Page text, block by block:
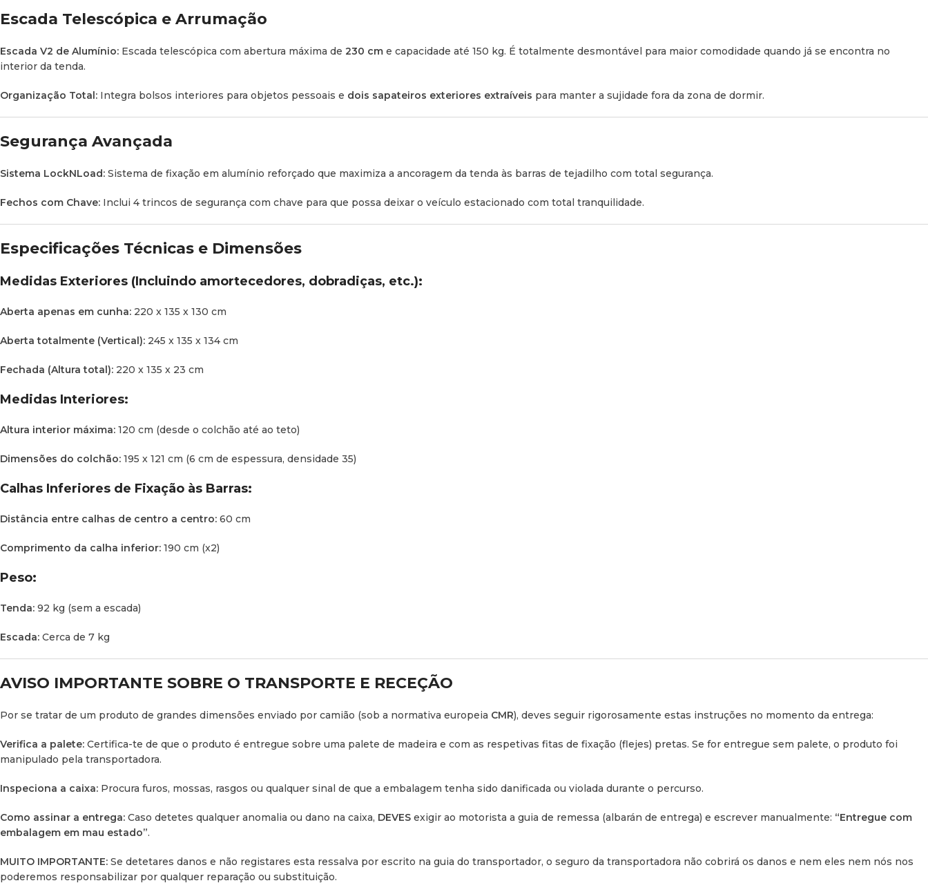
Medidas Interiores:
Altura interior máxima:120 cm (desde o colchão até ao teto)
Dimensões do colchão:195 x 121 cm (6 cm de espessura, densidade 35)
Distância entre calhas de centro a centro:60 cm
Comprimento da calha inferior:
Escada Telescópica e Arrumação
Escada V2 de Alumínio: Escada telescópica com abertura máxima de 230 cm e capacidade até 150 kg. É totalmente desmontável para maior comodidade quando já se encontra no
interior da tenda.
Organização Total: Integra bolsos interiores para objetos pessoais e dois sapateiros exteriores extraíveis para manter a sujidade fora da zona de dormir.
Segurança Avançada
Sistema LockNLoad: Sistema de fixação em alumínio reforçado que maximiza a ancoragem da tenda às barras de tejadilho com total segurança.
Fechos com Chave: Inclui 4 trincos de segurança com chave para que possa deixar o veículo estacionado com total tranquilidade.
Especificações Técnicas e Dimensões
Medidas Exteriores (Incluindo amortecedores, dobradiças, etc.):
Aberta apenas em cunha: 220 x 135 x 130 cm
Aberta totalmente (Vertical): 245 x 135 x 134 cm
Fechada (Altura total): 220 x 135 x 23 cm
Medidas Interiores:
Altura interior máxima: 120 cm (desde o colchão até ao teto)
Dimensões do colchão: 195 x 121 cm (6 cm de espessura, densidade 35)
Calhas Inferiores de Fixação às Barras:
Distância entre calhas de centro a centro: 60 cm
Comprimento da calha inferior: 190 cm (x2)
Peso:
Tenda: 92 kg (sem a escada)
Escada: Cerca de 7 kg
AVISO IMPORTANTE SOBRE O TRANSPORTE E RECEÇÃO
Por se tratar de um produto de grandes dimensões enviado por camião (sob a normativa europeia CMR), deves seguir rigorosamente estas instruções no momento da entrega:
Verifica a palete: Certifica-te de que o produto é entregue sobre uma palete de madeira e com as respetivas fitas de fixação (flejes) pretas. Se for entregue sem palete, o produto foi
manipulado pela transportadora.
Inspeciona a caixa: Procura furos, mossas, rasgos ou qualquer sinal de que a embalagem tenha sido danificada ou violada durante o percurso.
Como assinar a entrega: Caso detetes qualquer anomalia ou dano na caixa, DEVES exigir ao motorista a guia de remessa (albarán de entrega) e escrever manualmente: “Entregue com
embalagem em mau estado”.
MUITO IMPORTANTE: Se detetares danos e não registares esta ressalva por escrito na guia do transportador, o seguro da transportadora não cobrirá os danos e nem eles nem nós nos
poderemos responsabilizar por qualquer reparação ou substituição.